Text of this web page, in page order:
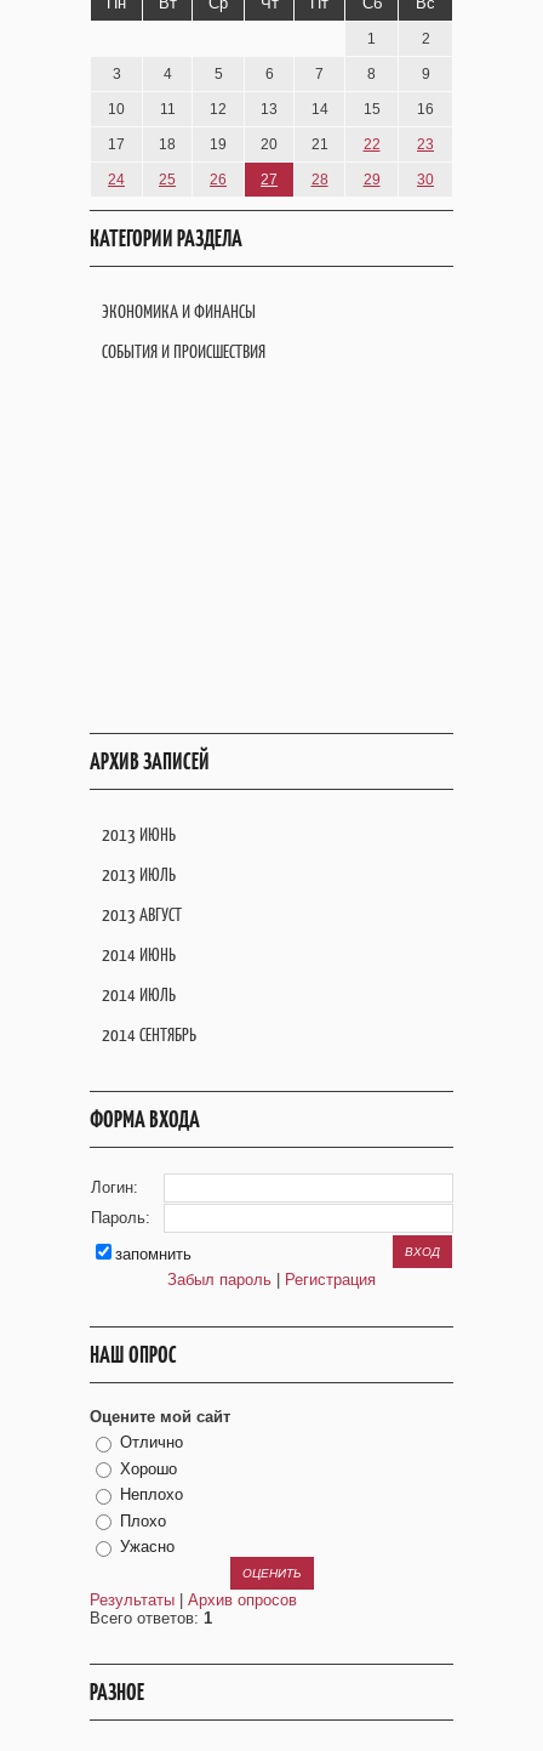
1 2
3 4 5 6 7 8 9
10 11 12 13 14 15 16
17 18 19 20 21 22 23
24 25 26 27 28 29 30
КАТЕГОРИИ РАЗДЕЛА
ЭКОНОМИКА И ФИНАНСЫ
СОБЫТИЯ И ПРОИСШЕСТВИЯ
АРХИВ ЗАПИСЕЙ
2013 ИЮНЬ
2013 ИЮЛЬ
2013 АВГУСТ
2014 ИЮНЬ
2014 ИЮЛЬ
2014 СЕНТЯБРЬ
ФОРМА ВХОДА
Логин:
Пароль:
запомнить
Забыл пароль
Регистрация
НАШ ОПРОС
Оцените мой сайт
Отлично
Хорошо
Неплохо
Плохо
Ужасно
Результаты
Архив опросов
Всего ответов: 1
РАЗНОЕ